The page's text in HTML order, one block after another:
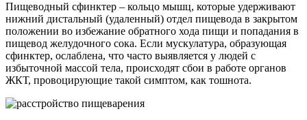
Пищеводный сфинктер – кольцо мышц, которые удерживают
нижний дистальный (удаленный) отдел пищевода в закрытом
положении во избежание обратного хода пищи и попадания в
пищевод желудочного сока. Если мускулатура, образующая
сфинктер, ослаблена, что часто выявляется у людей с
избыточной массой тела, происходят сбои в работе органов
ЖКТ, провоцирующие такой симптом, как тошнота.